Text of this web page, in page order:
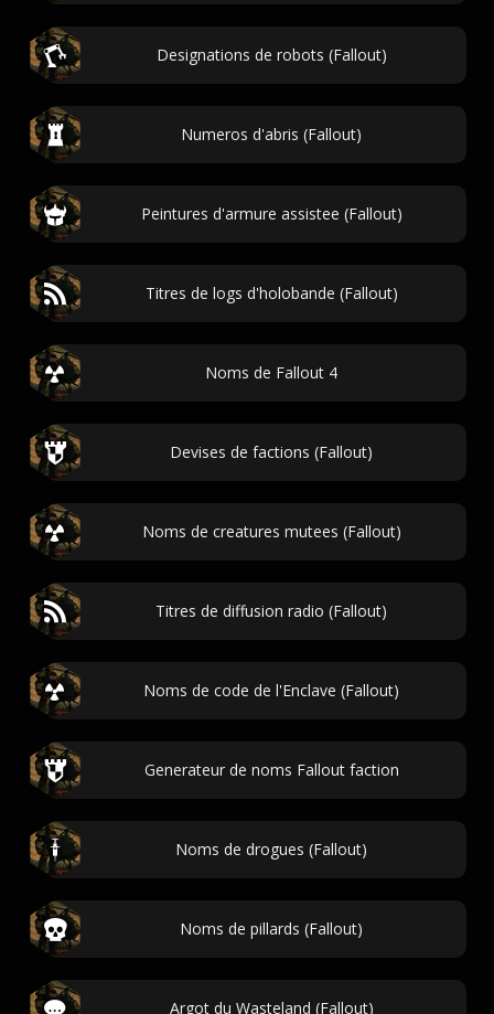
Designations de robots (Fallout)
Numeros d'abris (Fallout)
Peintures d'armure assistee (Fallout)
Titres de logs d'holobande (Fallout)
Noms de Fallout 4
Devises de factions (Fallout)
Noms de creatures mutees (Fallout)
Titres de diffusion radio (Fallout)
Noms de code de l'Enclave (Fallout)
Generateur de noms Fallout faction
Noms de drogues (Fallout)
Noms de pillards (Fallout)
Argot du Wasteland (Fallout)